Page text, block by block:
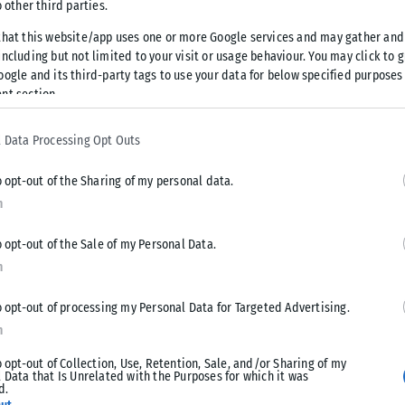
other third parties.
this website/app uses one or more Google services and may gather
but not limited to your visit or usage behaviour. You may click to
and its third-party tags to use your data for below specified
section.
Data Processing Opt Outs
opt-out of the Sharing of my personal data.
opt-out of the Sale of my Personal Data.
opt-out of processing my Personal Data for Targeted Advertising.
opt-out of Collection, Use, Retention, Sale, and/or Sharing of my
Data that Is Unrelated with the Purposes for which it was
τοπικές και πρόσκαιρες
τα ορεινά της Πελοποννήσου το μεσημέρι και το
επίπεδα, σύμφωνα με το meteo του Εθνικού
από 10 έως 24 βαθμούς Κελσίου, στην υπόλοιπη
17 έως 29, στην Στερεά από 18 έως 30, στην Ήπειρο
έως 30, στα νησιά του Βορείου και Ανατολικού Αιγαίου
από 23 έως 29 και στην Κρήτη από 18 έως 30
4 έως 6 μποφόρ, όμως από το απόγευμα στα βόρεια και
4 μποφόρ. Στο Ιόνιο οι άνεμοι θα πνέουν από
5 μποφόρ.
το απόγευμα. Οι άνεμοι θα πνέουν από βόρειες